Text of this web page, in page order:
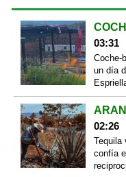
03:31
Coche-
un día
02:26
Tequila
confía